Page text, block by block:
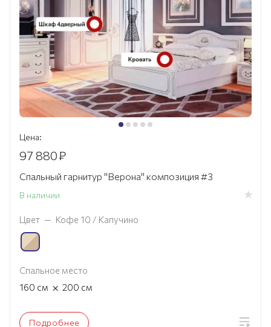
Цена:
97 880₽
Спальный гарнитур "Верона" композиция #3
В наличии
Цвет — Кофе 10 / Капучино
Спальное место
160 см × 200 см
Подробнее